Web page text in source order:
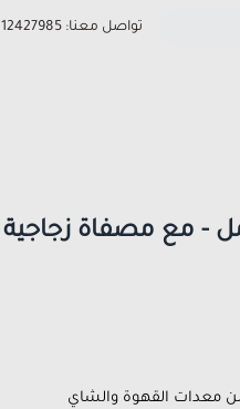
تواصل معنا:
من معدات القهوة والشاي